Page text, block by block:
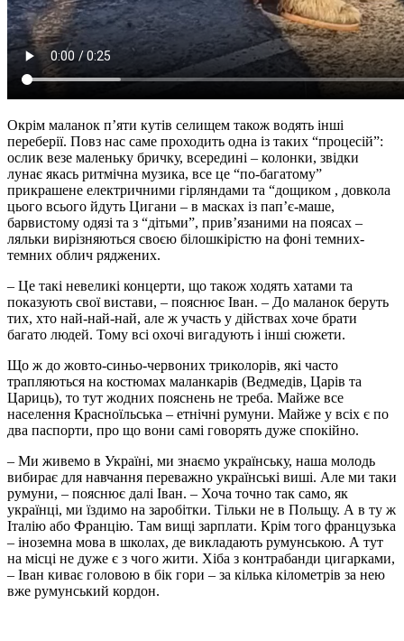
Окрім маланок п’яти кутів селищем також водять інші
переберії. Повз нас саме проходить одна із таких “процесій”:
ослик везе маленьку бричку, всередині – колонки, звідки
лунає якась ритмічна музика, все це “по-багатому”
прикрашене електричними гірляндами та “дощиком , довкола
цього всього йдуть Цигани – в масках із пап’є-маше,
барвистому одязі та з “дітьми”, прив’язаними на поясах –
ляльки вирізняються своєю білошкірістю на фоні темних-
темних облич ряджених.
– Це такі невеликі концерти, що також ходять хатами та
показують свої вистави, – пояснює Іван. – До маланок беруть
тих, хто най-най-най, але ж участь у дійствах хоче брати
багато людей. Тому всі охочі вигадують і інші сюжети.
Що ж до жовто-синьо-червоних триколорів, які часто
трапляються на костюмах маланкарів (Ведмедів, Царів та
Цариць), то тут жодних пояснень не треба. Майже все
населення Красноїльська – етнічні румуни. Майже у всіх є по
два паспорти, про що вони самі говорять дуже спокійно.
– Ми живемо в Україні, ми знаємо українську, наша молодь
вибирає для навчання переважно українські виші. Але ми таки
румуни, – пояснює далі Іван. – Хоча точно так само, як
українці, ми їздимо на заробітки. Тільки не в Польщу. А в ту ж
Італію або Францію. Там вищі зарплати. Крім того французька
– іноземна мова в школах, де викладають румунською. А тут
на місці не дуже є з чого жити. Хіба з контрабанди цигарками,
– Іван киває головою в бік гори – за кілька кілометрів за нею
вже румунський кордон.